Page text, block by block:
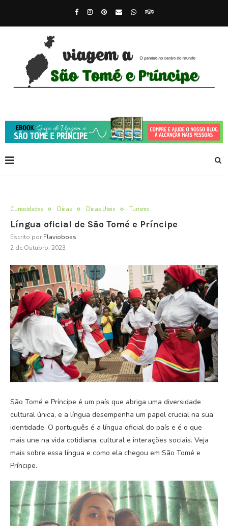
Curiosidades Dicas Dicas Úteis Turismo
Língua oficial de São Tomé e Príncipe
Escrito por Flavioboss
2 de Outubro, 2023
São Tomé e Príncipe é um país que abriga uma diversidade
cultural única, e a língua desempenha um papel crucial na sua
identidade. O português é a língua oficial do país e é o que
mais une na vida cotidiana, cultural e interações sociais. Veja
mais sobre essa língua e como ela chegou em São Tomé e
Príncipe.